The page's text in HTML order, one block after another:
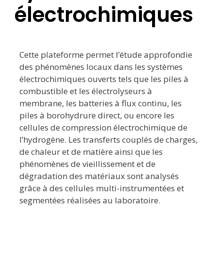
électrochimiques
Cette plateforme permet l’étude approfondie
des phénomènes locaux dans les systèmes
électrochimiques ouverts tels que les piles à
combustible et les électrolyseurs à
membrane, les batteries à flux continu, les
piles à borohydrure direct, ou encore les
cellules de compression électrochimique de
l’hydrogène. Les transferts couplés de charges,
de chaleur et de matière ainsi que les
phénomènes de vieillissement et de
dégradation des matériaux sont analysés
grâce à des cellules multi-instrumentées et
segmentées réalisées au laboratoire.